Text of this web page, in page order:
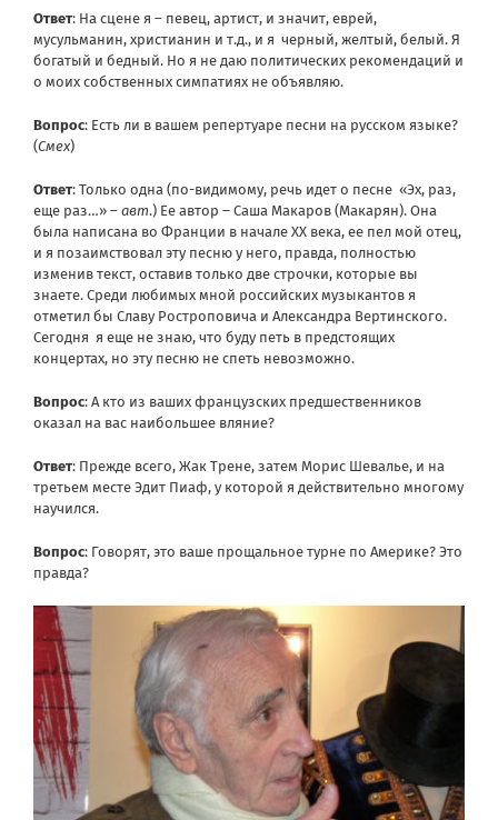
Ответ: На сцене я – певец, артист, и значит, еврей,
мусульманин, христианин и т.д., и я черный, желтый, белый. Я
богатый и бедный. Но я не даю политических рекомендаций и
о моих собственных симпатиях не объявляю.
Вопрос: Есть ли в вашем репертуаре песни на русском языке?
(Смех)
Ответ: Только одна (по-видимому, речь идет о песне «Эх, раз,
еще раз…» – авт.) Ее автор – Саша Макаров (Макарян). Она
была написана во Франции в начале ХХ века, ее пел мой отец,
и я позаимствовал эту песню у него, правда, полностью
изменив текст, оставив только две строчки, которые вы
знаете. Среди любимых мной российских музыкантов я
отметил бы Славу Ростроповича и Александра Вертинского.
Сегодня я еще не знаю, что буду петь в предстоящих
концертах, но эту песню не спеть невозможно.
Вопрос: А кто из ваших французских предшественников
оказал на вас наибольшее вляние?
Ответ: Прежде всего, Жак Трене, затем Морис Шевалье, и на
третьем месте Эдит Пиаф, у которой я действительно многому
научился.
Вопрос: Говорят, это ваше прощальное турне по Америке? Это
правда?